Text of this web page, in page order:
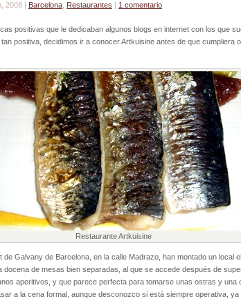
2008 | Barcelona Restaurantes | 1 comentario
positivas que le dedicaban algunos blogs en internet con los que
positiva, decidimos ir a conocer Artkuisine antes de que cumpliera
Restaurante Artkuisine
de Galvany de Barcelona, en la calle Madrazo, han montado un local
docena de mesas bien separadas, al que se accede después de
aperitivos, y que parece perfecta para tomarse unas ostras y una
a la cena formal, aunque desconozco si está siempre operativa, ya